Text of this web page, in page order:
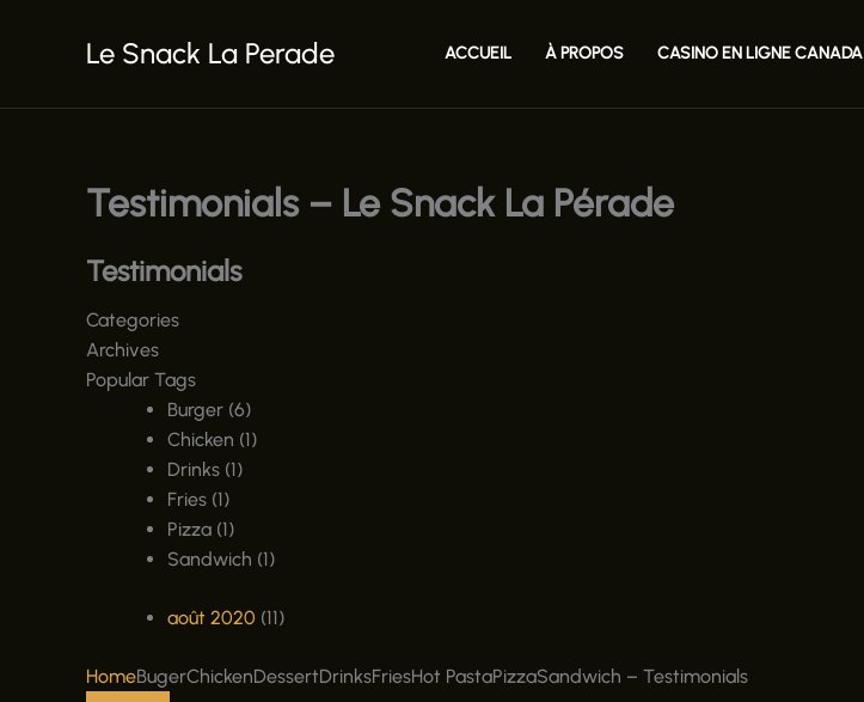
Le Snack La Perade ACCUEIL À PROPOS CASINO EN LIGNE CANADA
Testimonials – Le Snack La Pérade
Testimonials
Categories
Archives
Popular Tags
Burger (6)
Chicken (1)
Drinks (1)
Fries (1)
Pizza (1)
Sandwich (1)
août 2020 (11)
HomeBugerChickenDessertDrinksFriesHot PastaPizzaSandwich – Testimonials